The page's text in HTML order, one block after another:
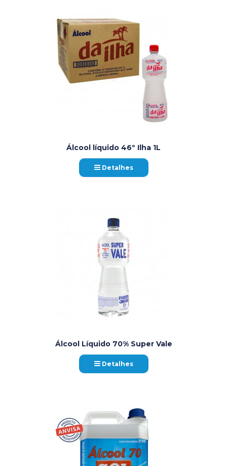
Álcool líquido 46º Ilha 1L
Detalhes
Álcool Líquido 70% Super Vale
Detalhes